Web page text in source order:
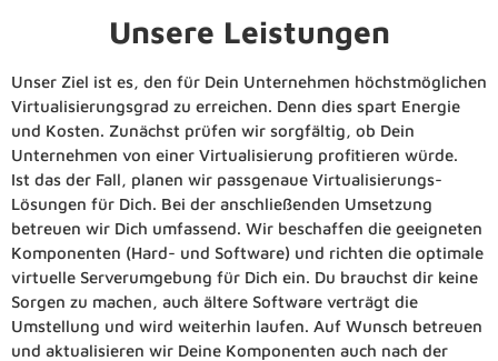
Unsere Leistungen
Unser Ziel ist es, den für Dein Unternehmen höchstmöglichen
Virtualisierungsgrad zu erreichen. Denn dies spart Energie
und Kosten. Zunächst prüfen wir sorgfältig, ob Dein
Unternehmen von einer Virtualisierung profitieren würde.
Ist das der Fall, planen wir passgenaue Virtualisierungs-
Lösungen für Dich. Bei der anschließenden Umsetzung
betreuen wir Dich umfassend. Wir beschaffen die geeigneten
Komponenten (Hard- und Software) und richten die optimale
virtuelle Serverumgebung für Dich ein. Du brauchst dir keine
Sorgen zu machen, auch ältere Software verträgt die
Umstellung und wird weiterhin laufen. Auf Wunsch betreuen
und aktualisieren wir Deine Komponenten auch nach der